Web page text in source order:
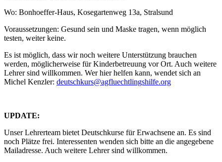
Wo: Bonhoeffer-Haus, Kosegartenweg 13a, Stralsund
Voraussetzungen: Gesund sein und Maske tragen, wenn möglich
testen, weiter keine.
Es ist möglich, dass wir noch weitere Unterstützung brauchen
werden, möglicherweise für Kinderbetreuung vor Ort. Auch weitere
Lehrer sind willkommen. Wer hier helfen kann, wendet sich an
Michel Kenzler: deutschkurs@agfluechtlingshilfe.org
UPDATE:
Unser Lehrerteam bietet Deutschkurse für Erwachsene an. Es sind
noch Plätze frei. Interessenten wenden sich bitte an die angegebene
Mailadresse. Auch weitere Lehrer sind willkommen.